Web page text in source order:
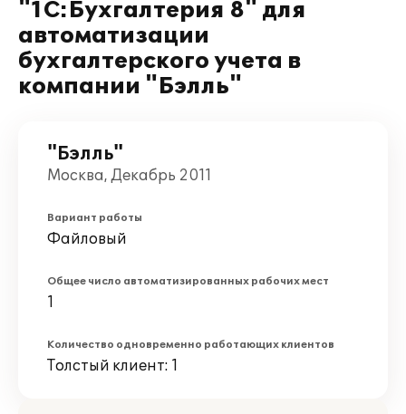
"1С:Бухгалтерия 8" для
автоматизации
бухгалтерского учета в
компании "Бэлль"
"Бэлль"
Москва, Декабрь 2011
Вариант работы
Файловый
Общее число автоматизированных рабочих мест
1
Количество одновременно работающих клиентов
Толстый клиент: 1